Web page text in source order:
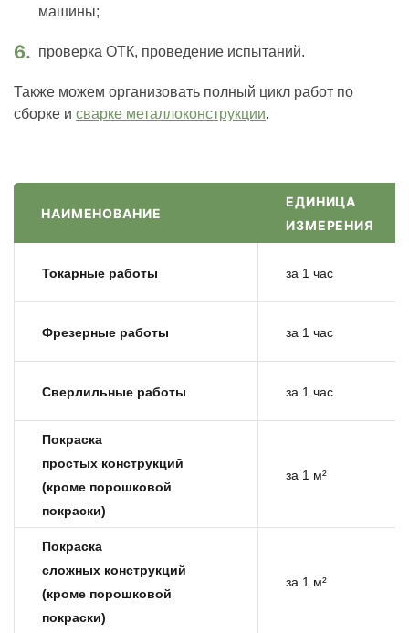
машины;
проверка ОТК, проведение испытаний.
Также можем организовать полный цикл работ по
сборке и сварке металлоконструкции.
НАИМЕНОВАНИЕ
ЕДИНИЦА
ИЗМЕРЕНИЯ
Токарные работы за 1 час
Фрезерные работы за 1 час
Сверлильные работы за 1 час
Покраска
простых конструкций
(кроме порошковой
покраски)
за 1 м²
Покраска
сложных конструкций
(кроме порошковой
покраски)
за 1 м²